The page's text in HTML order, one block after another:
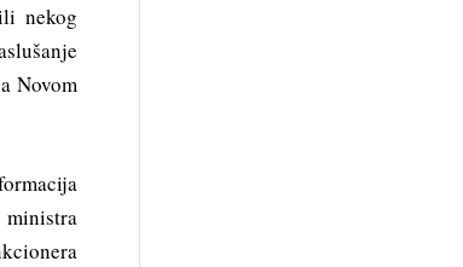
nekog
Novom
ministra